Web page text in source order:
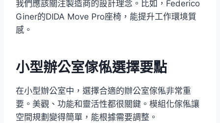
我們應該關注製造商的設計理念。比如，Federico
Giner的DIDA Move Pro座椅，能提升工作環境質
感。
小型辦公室傢俬選擇要點
在小型辦公室中，選擇合適的辦公室傢俬非常重
要。美觀、功能和靈活性都很關鍵。模組化傢俬讓
空間規劃變得簡單，能根據需要調整。